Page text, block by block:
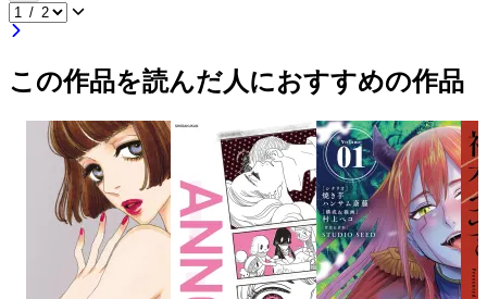
この作品を読んだ人におすすめの作品